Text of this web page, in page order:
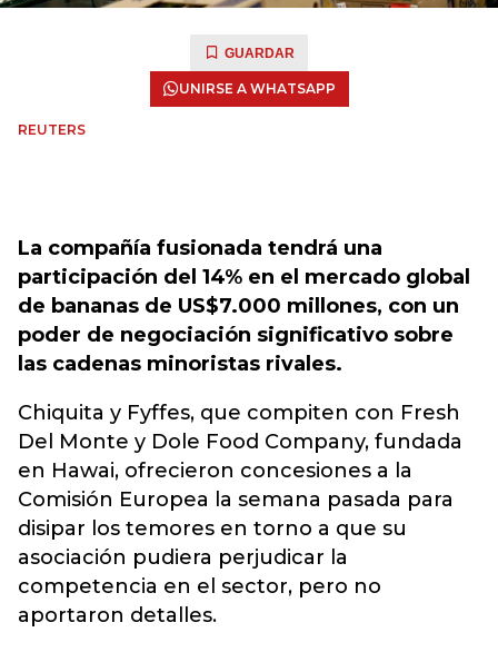
GUARDAR
UNIRSE A WHATSAPP
REUTERS
La compañía fusionada tendrá una
participación del 14% en el mercado global
de bananas de US$7.000 millones, con un
poder de negociación significativo sobre
las cadenas minoristas rivales.
Chiquita y Fyffes, que compiten con Fresh
Del Monte y Dole Food Company, fundada
en Hawai, ofrecieron concesiones a la
Comisión Europea la semana pasada para
disipar los temores en torno a que su
asociación pudiera perjudicar la
competencia en el sector, pero no
aportaron detalles.